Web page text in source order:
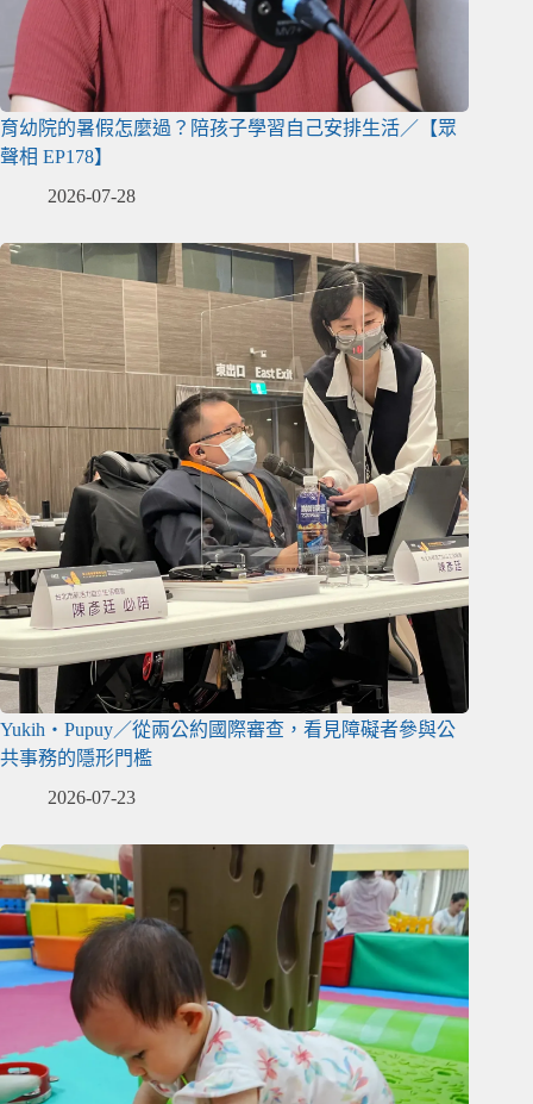
育幼院的暑假怎麼過？陪孩子學習自己安排生活／【眾
聲相 EP178】
2026-07-28
Yukih‧Pupuy／從兩公約國際審查，看見障礙者參與公
共事務的隱形門檻
2026-07-23